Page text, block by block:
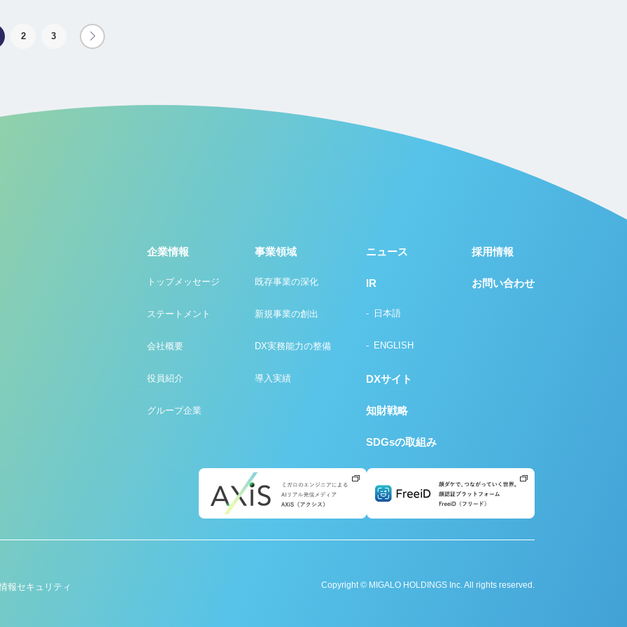
2 3
企業情報
トップメッセージ
ステートメント
会社概要
役員紹介
グループ企業
事業領域
既存事業の深化
新規事業の創出
DX実務能力の整備
導入実績
ニュース
IR
日本語
ENGLISH
DXサイト
知財戦略
SDGsの取組み
採用情報
お問い合わせ
報セキュリティ Copyright © MIGALO HOLDINGS Inc. All rights reserved.